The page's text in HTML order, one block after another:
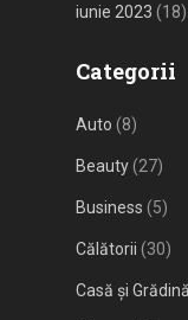
iunie 2023 (18)
Categorii
Auto (8)
Beauty(27)
Business (5)
Călătorii (30)
Casă și Grădină